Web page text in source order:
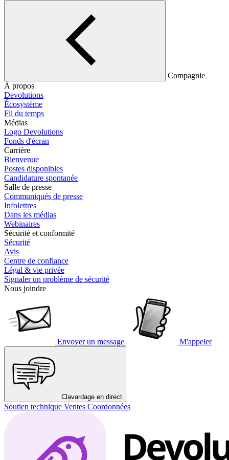
Compagnie
À propos
Devolutions
Écosystème
Fil du temps
Médias
Logo Devolutions
Fonds d'écran
Carrière
Bienvenue
Postes disponibles
Candidature spontanée
Salle de presse
Communiqués de presse
Infolettres
Dans les médias
Webinaires
Sécurité et conformité
Sécurité
Avis
Centre de confiance
Légal & vie privée
Signaler un problème de sécurité
Nous joindre
Envoyer un message M'appeler
Clavardage en direct
Soutien technique Ventes Coordonnées